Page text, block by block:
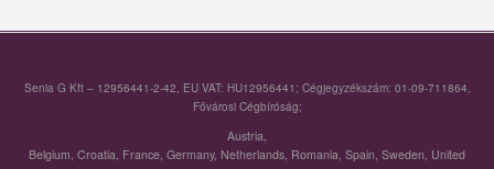
Senia G Kft – 12956441-2-42, EU VAT: HU12956441; Cégjegyzékszám: 01-09-711864,
Fővárosi Cégbíróság;
Austria
Belgium Croatia France Germany, Netherlands Romania Spain Sweden United